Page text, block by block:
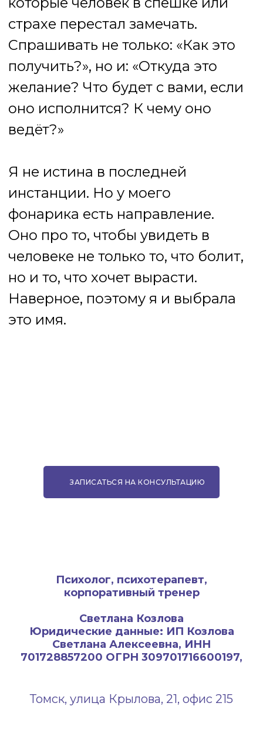
ЗАПИСАТЬСЯ НА КОНСУЛЬТАЦИЮ
Психолог, психотерапевт,
корпоративный тренер
Светлана Козлова
Юридические данные: ИП Козлова
Светлана Алексеевна, ИНН
701728857200 ОГРН 309701716600197,
Томск, улица Крылова, 21, офис 215